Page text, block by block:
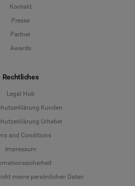
Kontakt
Presse
Partner
Awards
Rechtliches
Legal Hub
Kunden
Urheber
and Conditions
Impressum
meine persönlichen Daten
Deutsch